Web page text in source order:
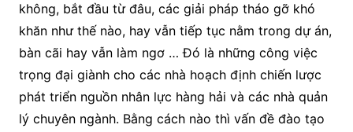
không, bắt đầu từ đâu, các giải pháp tháo gỡ khó
khăn như thế nào, hay vẫn tiếp tục nằm trong dự án,
bàn cãi hay vẫn làm ngơ … Đó là những công việc
trọng đại giành cho các nhà hoạch định chiến lược
phát triển nguồn nhân lực hàng hải và các nhà quản
lý chuyên ngành. Bằng cách nào thì vấn đề đào tạo